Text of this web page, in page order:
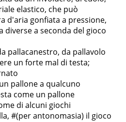
elastico, che può
d'aria gonfiata a pressione,
diverse a seconda del gioco
pallacanestro, da pallavolo
un forte mal di testa;
pallone a qualcuno
come un pallone
di alcuni giochi
#(per antonomasia) il gioco